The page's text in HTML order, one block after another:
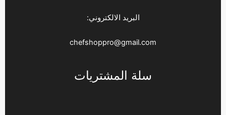
البريد الالكتروني:
chefshoppro@gmail.com
سلة المشتريات